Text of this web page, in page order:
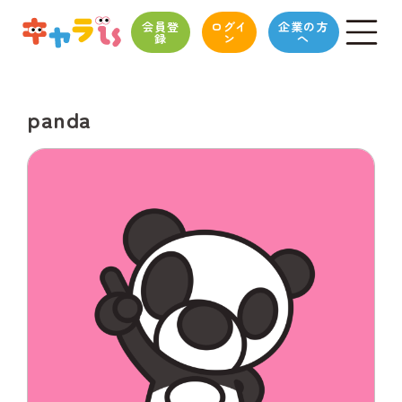
会員登
録
ログイ
ン
企業の方
へ
panda